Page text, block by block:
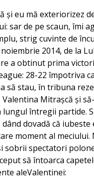
și eu mă exteriorizez
sar de pe scaun, îmi
strig cuvinte de
2014, de la
a obtinut prima
28-22 împotriva
să stau, în tribuna
Valentina Mitrașcă și
întregii partide.
dovadă că
moment al meciului.
sobrii spectatori
să întoarca
aleValentinei: